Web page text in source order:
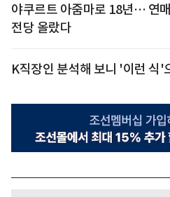
야쿠르트 아줌마로 18년… 연
전당 올랐다
K직장인 분석해 보니 '이런 식'